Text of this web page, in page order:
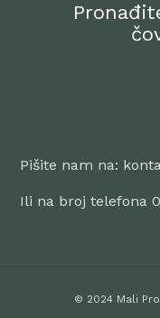
Pišite nam na:
Ili na broj telefona
© 2024 Mali